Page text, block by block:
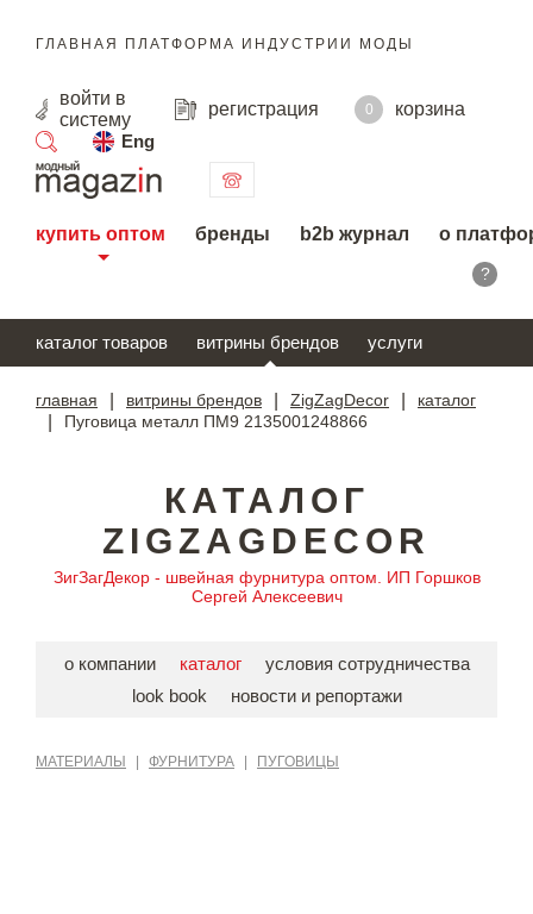
ГЛАВНАЯ ПЛАТФОРМА ИНДУСТРИИ МОДЫ
войти в
систему
регистрация 0
корзина
Eng
поиск
купить оптом бренды b2b журнал о
?
каталог товаров витрины брендов услуги
главная витрины брендов ZigZagDecor каталог
Пуговица металл ПМ9 2135001248866
КАТАЛОГ
ZIGZAGDECOR
ЗигЗагДекор - швейная фурнитура оптом. ИП Горшков
Сергей Алексеевич
о компании каталог
условия сотрудничества
look book
новости и репортажи
МАТЕРИАЛЫ ФУРНИТУРА ПУГОВИЦЫ